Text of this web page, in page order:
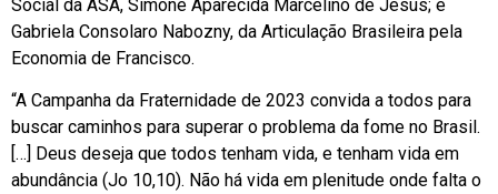
Social da ASA, Simone Aparecida Marcelino de Jesus; e
Gabriela Consolaro Nabozny, da Articulação Brasileira pela
Economia de Francisco.
“A Campanha da Fraternidade de 2023 convida a todos para
buscar caminhos para superar o problema da fome no Brasil.
[…] Deus deseja que todos tenham vida, e tenham vida em
abundância (Jo 10,10). Não há vida em plenitude onde falta o